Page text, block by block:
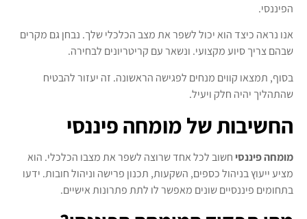
הפיננסי.
אנו נראה כיצד הוא יכול לשפר את מצב הכלכלי שלך. נבחן גם מקרים
שבהם צריך סיוע מקצועי. ונשאר עם קריטריונים לבחירה.
בסוף, תמצאו קווים מנחים לפגישה הראשונה. זה יעזור להבטיח
שהתהליך יהיה חלק ויעיל.
החשיבות של מומחה פיננסי
מומחה פיננסיחשוב לכל אחד שרוצה לשפר את מצבו הכלכלי. הוא
מציע ייעוץ בניהול כספים, השקעות, תכנון פרישה וניהול חובות. ידעו
בתחומים פיננסיים שונים מאפשר לו לתת פתרונות אישיים.